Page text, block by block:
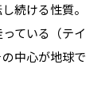
続ける性質。
ている（テイ
中心が地球で